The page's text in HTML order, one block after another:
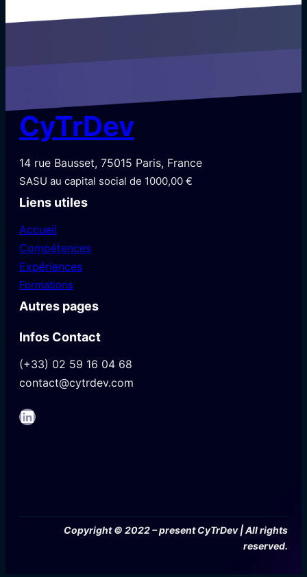
CyTrDev
14 rue Bausset, 75015 Paris, France
SASU au capital social de 1000,00 €
Liens utiles
Accueil
Compétences
Expériences
Formations
Autres pages
Infos Contact
(+33) 02 59 16 04 68
contact@cytrdev.com
LinkedIn
Copyright © 2022 – present CyTrDev | All rights
reserved.